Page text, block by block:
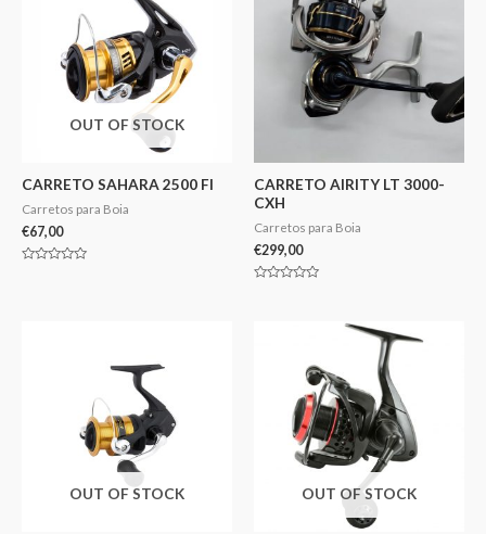
OUT OF STOCK
CARRETO SAHARA 2500 FI
Carretos para Boia
€67,00
CARRETO AIRITY LT 3000-
CXH
Carretos para Boia
€299,00
OUT OF STOCK OUT OF STOCK